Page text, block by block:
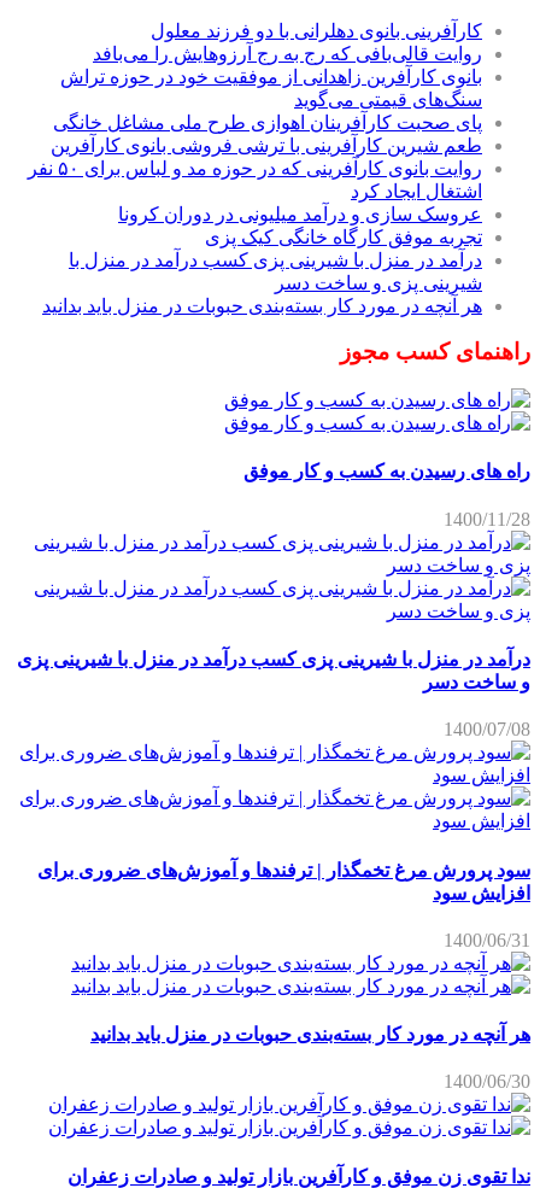
کارآفرینی بانوی دهلرانی با دو فرزند معلول
روایت قالی‌بافی که رج به رج آرزوهایش را می‌بافد
بانوی کارآفرین زاهدانی از موفقیت خود در حوزه تراش
سنگ‌های قیمتی می‌گوید
پای صحبت کارآفرینان اهوازی طرح ملی مشاغل خانگی
طعم شیرین کارآفرینی با ترشی فروشی بانوی کارآفرین
روایت بانوی کارآفرینی که در حوزه مد و لباس برای ۵۰ نفر
اشتغال ایجاد کرد
عروسک سازی و درآمد میلیونی در دوران کرونا
تجربه موفق کارگاه خانگی کیک پزی
درآمد در منزل با شیرینی پزی کسب درآمد در منزل با
شیرینی پزی و ساخت دسر
هر آنچه در مورد کار بسته‌بندی حبوبات در منزل باید بدانید
راهنمای کسب مجوز
راه های رسیدن به کسب و کار موفق
1400/11/28
درآمد در منزل با شیرینی پزی کسب درآمد در منزل با شیرینی پزی
و ساخت دسر
1400/07/08
سود پرورش مرغ تخمگذار | ترفندها و آموزش‌های ضروری برای
افزایش سود
1400/06/31
هر آنچه در مورد کار بسته‌بندی حبوبات در منزل باید بدانید
1400/06/30
ندا تقوی زن موفق و کارآفرین بازار تولید و صادرات زعفران